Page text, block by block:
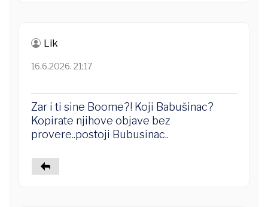
Lik
16.6.2026. 21:17
Zar i ti sine Boome?! Koji Babušinac?
Kopirate njihove objave bez
provere..postoji Bubusinac..